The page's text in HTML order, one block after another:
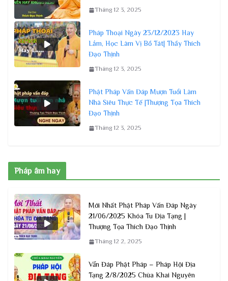
Tháng 12 3, 2025
Pháp Thoại Ngày 23/12/2023 Hay
Lắm, Học Làm Vị Bồ Tát| Thầy Thích
Đạo Thịnh
Tháng 12 3, 2025
Phật Pháp Vấn Đáp Mượn Tuổi Làm
Nhà Siêu Thực Tế |Thượng Tọa Thích
Đạo Thịnh
Tháng 12 3, 2025
Pháp âm hay
Mới Nhất Phật Pháp Vấn Đáp Ngày
21/06/2025 Khóa Tu Địa Tạng |
Thượng Tọa Thích Đạo Thịnh
Tháng 12 2, 2025
Vấn Đáp Phật Pháp – Pháp Hội Địa
Tạng 2/8/2025 Chùa Khai Nguyên